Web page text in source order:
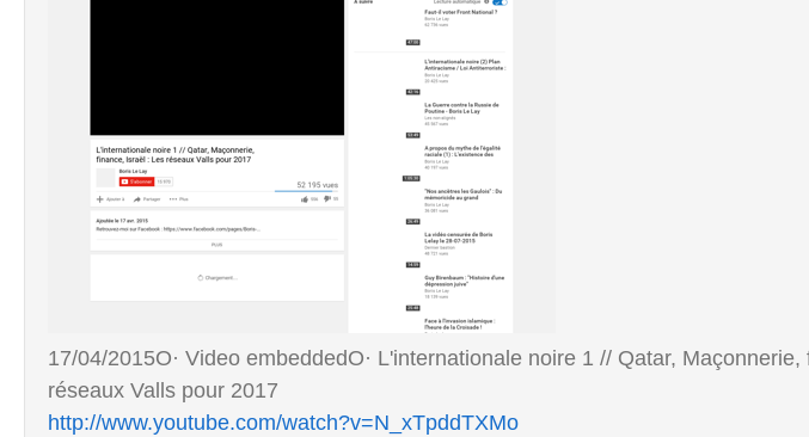
17/04/2015O· Video embeddedO· L'internationale noire 1 // Qatar,
réseaux Valls pour 2017
http://www.youtube.com/watch?v=N_xTpddTXMo